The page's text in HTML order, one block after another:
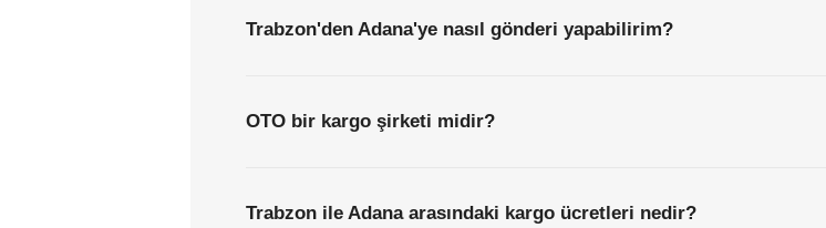
Trabzon'den Adana'ye nasıl gönderi yapabilirim?
OTO bir kargo şirketi midir?
Trabzon ile Adana arasındaki kargo ücretleri nedir?